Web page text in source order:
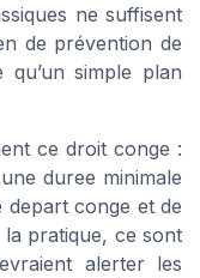
ne suffisent
de prévention de
qu’un simple plan
ce droit conge :
duree minimale
depart conge et de
la pratique, ce sont
alerter les